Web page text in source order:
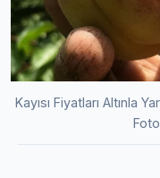
Kayısı Fiyatları Altınla